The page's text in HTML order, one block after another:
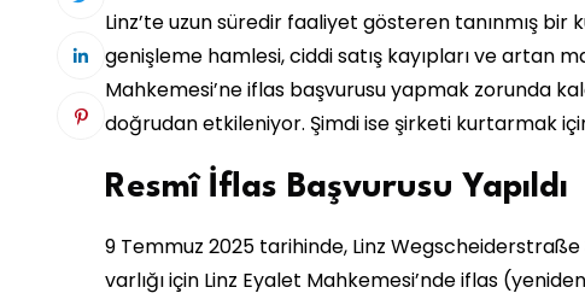
Linz’te uzun süredir faaliyet gösteren tanınmış
genişleme hamlesi, ciddi satış kayıpları ve artan
Mahkemesi’ne iflas başvurusu yapmak zorunda
doğrudan etkileniyor. Şimdi ise şirketi kurtarmak
Resmî İflas Başvurusu Yapıldı
9 Temmuz 2025 tarihinde, Linz Wegscheiderstraße
varlığı için Linz Eyalet Mahkemesi’nde iflas